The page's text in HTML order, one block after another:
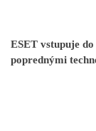
ESET vstupuje
poprednými